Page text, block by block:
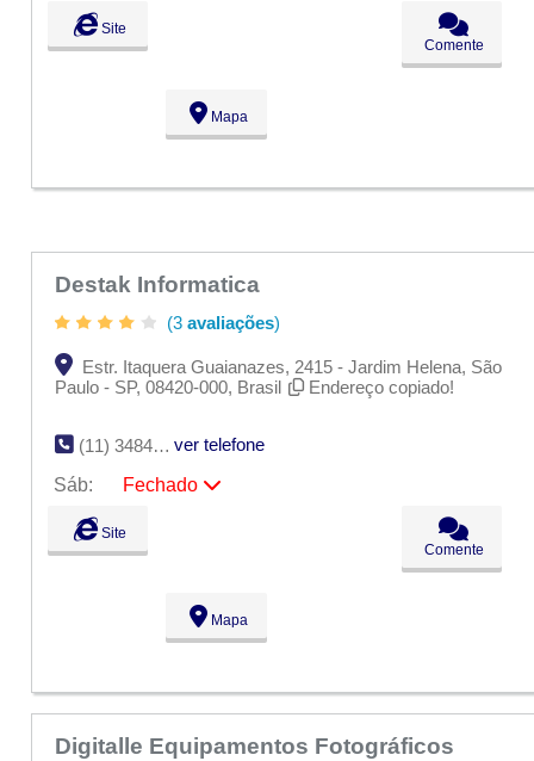
Seg:
Ter:
Qua:
09:00 - 18:00
09:00 - 18:00
Fechado
Fechado
Site
Comente
Mapa
Destak Informatica
(3 avaliações)
Estr. Itaquera Guaianazes, 2415 - Jardim Helena, São
Paulo - SP, 08420-000, Brasil
Endereço copiado!
(11) 3484-7263
ver telefone
Sáb:
Fechado
Seg:
Ter:
Qua:
09:00 - 18:00
09:00 - 18:00
Fechado
Fechado
Site
Comente
Mapa
Digitalle Equipamentos Fotográficos